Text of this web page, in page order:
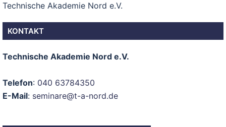
Technische Akademie Nord e.V.
KONTAKT
Technische Akademie Nord e.V.
Telefon: 040 63784350
E-Mail: seminare@t-a-nord.de